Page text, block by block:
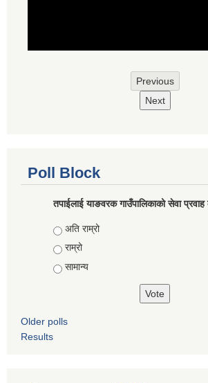
Previous
Next
Poll Block
तपाईलाई याङवरक गाउँपालिकाको सेवा प्रवाह
Choices
अति राम्रो
राम्रो
सामान्य
Older polls
Results